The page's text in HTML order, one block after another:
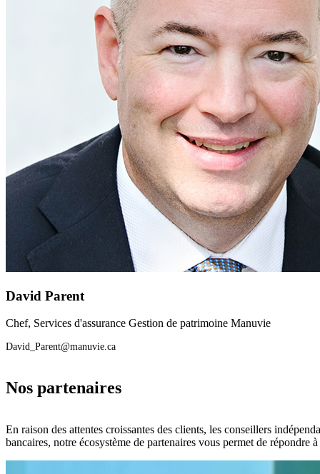
David Parent
Chef, Services d'assurance Gestion de patrimoine Manuvie
David_Parent@manuvie.ca
Nos partenaires
En raison des attentes croissantes des clients, les conseillers
bancaires, notre écosystème de partenaires vous permet de répondre